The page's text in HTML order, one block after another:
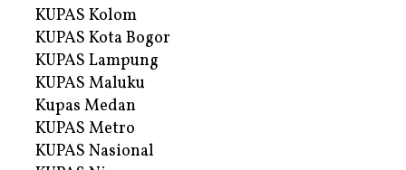
KUPAS Kolom
KUPAS Kota Bogor
KUPAS Lampung
KUPAS Maluku
Kupas Medan
KUPAS Metro
KUPAS Nasional